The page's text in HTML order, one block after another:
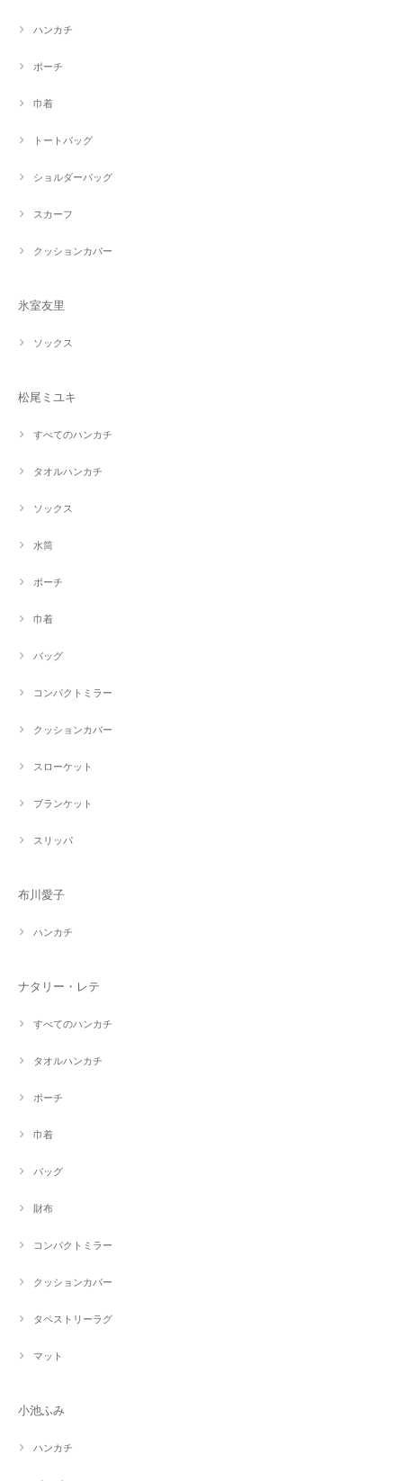
ハンカチ
ポーチ
巾着
トートバッグ
ショルダーバッグ
スカーフ
クッションカバー
氷室友里
ソックス
松尾ミユキ
すべてのハンカチ
タオルハンカチ
ソックス
水筒
ポーチ
巾着
バッグ
コンパクトミラー
クッションカバー
スローケット
ブランケット
スリッパ
布川愛子
ハンカチ
ナタリー・レテ
すべてのハンカチ
タオルハンカチ
ポーチ
巾着
バッグ
財布
コンパクトミラー
クッションカバー
タペストリーラグ
マット
小池ふみ
ハンカチ